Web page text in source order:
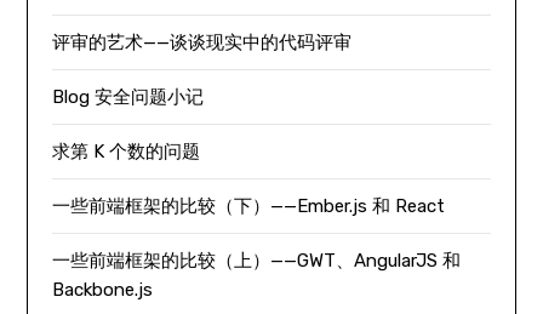
评审的艺术——谈谈现实中的代码评审
Blog 安全问题小记
求第 K 个数的问题
一些前端框架的比较（下）——Ember.js 和 React
一些前端框架的比较（上）——GWT、AngularJS 和
Backbone.js